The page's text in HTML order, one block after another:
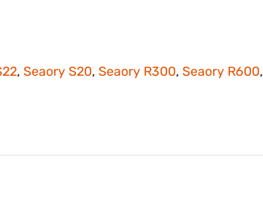
, Seaory S20, Seaory R300, Seaory R600,